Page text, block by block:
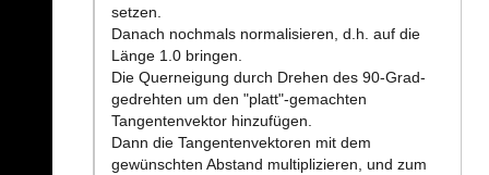
setzen.
Danach nochmals normalisieren, d.h. auf die
Länge 1.0 bringen.
Die Querneigung durch Drehen des 90-Grad-
gedrehten um den "platt"-gemachten
Tangentenvektor hinzufügen.
Dann die Tangentenvektoren mit dem
gewünschten Abstand multiplizieren, und zum